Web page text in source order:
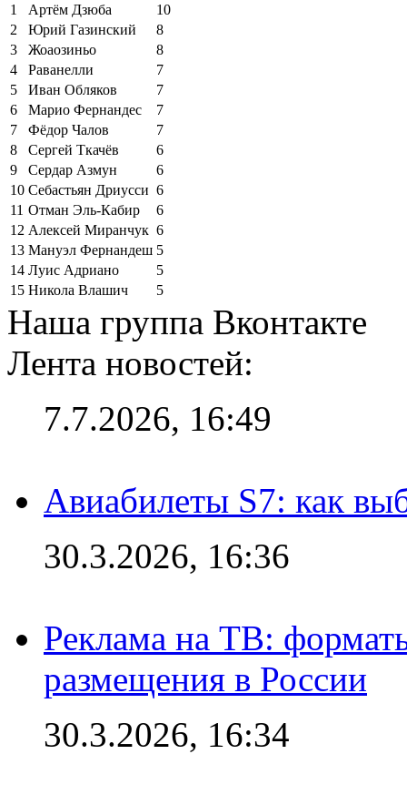
1
Артём Дзюба
10
2
Юрий Газинский
8
3
Жоаозиньо
8
4
Раванелли
7
5
Иван Обляков
7
6
Марио Фернандес
7
7
Фёдор Чалов
7
8
Сергей Ткачёв
6
9
Сердар Азмун
6
10 Себастьян Дриусси 6
11 Отман Эль-Кабир
6
12 Алексей Миранчук 6
13 Мануэл Фернандеш 5
14 Луис Адриано
5
15 Никола Влашич 5
Наша группа Вконтакте
Лента новостей:
7.7.2026, 16:49
Авиабилеты S7: как
30.3.2026, 16:36
Реклама на ТВ:
размещения в России
30.3.2026, 16:34